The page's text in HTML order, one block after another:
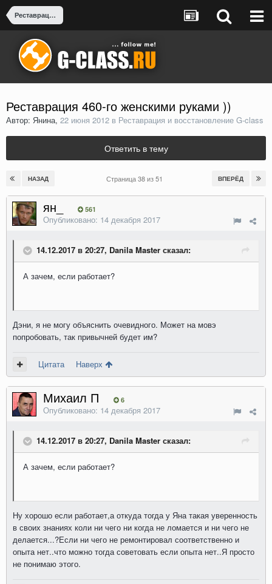
Реставрация и восстановление G-class
Реставрация 460-го женскими руками ))
Автор: Янина, 22 июня 2012 в Реставрация и восстановление G-class
Ответить в тему
НАЗАД ВПЕРЁД
Страница 38 из 51
ян_ 561
Опубликовано: 14 декабря 2017
14.12.2017 в 20:27, Danila Master сказал:
А зачем, если работает?
Дэни, я не могу объяснить очевидного. Может на мовэ
попробовать, так привычней будет им?
Цитата Наверх
Михаил П 6
Опубликовано: 14 декабря 2017
14.12.2017 в 20:27, Danila Master сказал:
А зачем, если работает?
Ну хорошо если работает,а откуда тогда у Яна такая уверенность
в своих знаниях коли ни чего ни когда не ломается и ни чего не
делается...?Если ни чего не ремонтировал соответственно и
опыта нет..что можно тогда советовать если опыта нет..Я просто
не понимаю этого.